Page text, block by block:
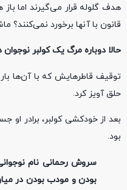
هدف گلوله قرار می‌گیرند اما
قانون با آنها برخورد نمی‌کنند؟
حالا دوباره مرگ یک کولبر
حلق آویز کرد.
بعد از خودکشی کولبر، برادر
بود.
بودن و مودب بودن در